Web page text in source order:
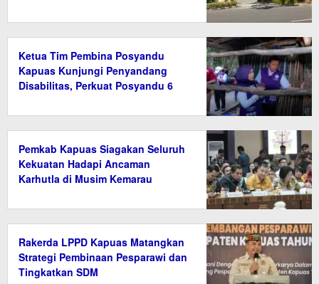
Ketua Tim Pembina Posyandu
Kapuas Kunjungi Penyandang
Disabilitas, Perkuat Posyandu 6
Pemkab Kapuas Siagakan Seluruh
Kekuatan Hadapi Ancaman
Karhutla di Musim Kemarau
Rakerda LPPD Kapuas Matangkan
Strategi Pembinaan Pesparawi dan
Tingkatkan SDM